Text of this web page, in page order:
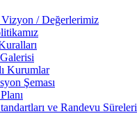
/ Değerlerimiz
Kurumlar
Şeması
ve Randevu Süreleri